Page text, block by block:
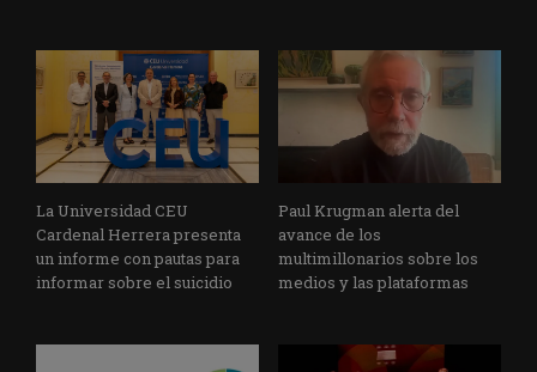
La Universidad CEU
Cardenal Herrera presenta
un informe con pautas para
informar sobre el suicidio
Paul Krugman alerta del
avance de los
multimillonarios sobre los
medios y las plataformas